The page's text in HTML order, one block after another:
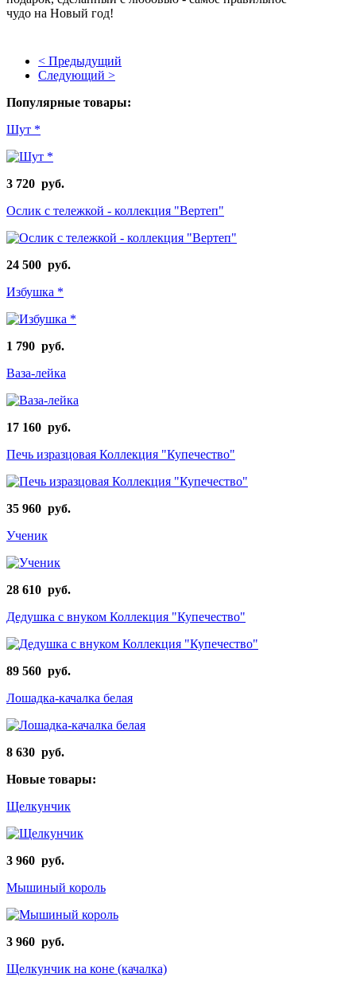
чудо на Новый год!
< Предыдущий
Следующий >
Популярные товары:
Шут *
3 720 руб.
Ослик с тележкой - коллекция "Вертеп"
24 500 руб.
Избушка *
1 790 руб.
Ваза-лейка
17 160 руб.
Печь изразцовая Коллекция "Купечество"
35 960 руб.
Ученик
28 610 руб.
Дедушка с внуком Коллекция "Купечество"
89 560 руб.
Лошадка-качалка белая
8 630 руб.
Новые товары:
Щелкунчик
3 960 руб.
Мышиный король
3 960 руб.
Щелкунчик на коне (качалка)